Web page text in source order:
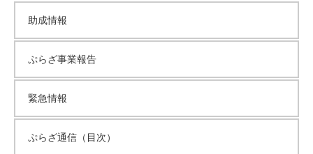
助成情報
ぷらざ事業報告
緊急情報
ぷらざ通信（目次）